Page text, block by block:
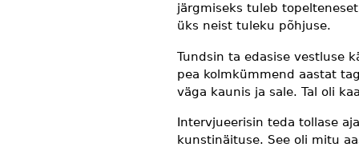
järgmiseks tuleb
üks neist tuleku põhjuse.
Tundsin ta edasise vestluse
pea kolmkümmend aastat
väga kaunis ja sale. Tal oli
Intervjueerisin teda tollase
kunstinäituse. See oli mitu